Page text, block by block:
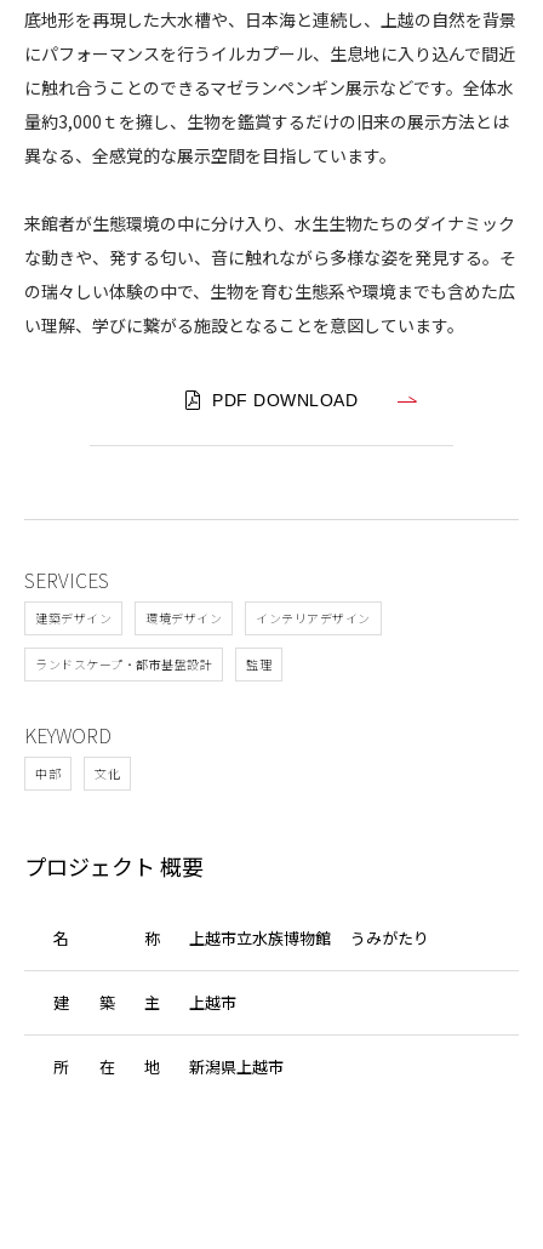
コンプライアンスポリシー プライバシーポリシー ご利用規約
底地形を再現した大水槽や、日本海と連続し、上越の自然を背景
にパフォーマンスを行うイルカプール、生息地に入り込んで間近
に触れ合うことのできるマゼランペンギン展示などです。全体水
量約3,000ｔを擁し、生物を鑑賞するだけの旧来の展示方法とは
異なる、全感覚的な展示空間を目指しています。
来館者が生態環境の中に分け入り、水生生物たちのダイナミック
な動きや、発する匂い、音に触れながら多様な姿を発見する。そ
の瑞々しい体験の中で、生物を育む生態系や環境までも含めた広
い理解、学びに繋がる施設となることを意図しています。
PDF DOWNLOAD
SERVICES
建築デザイン 環境デザイン インテリアデザイン
ランドスケープ・都市基盤設計 監理
KEYWORD
中部 文化
プロジェクト 概要
名 称 上越市立水族博物館 うみがたり
建 築 主 上越市
所 在 地 新潟県上越市